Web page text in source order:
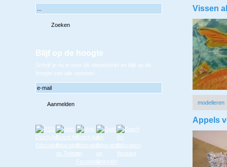
Blijf op de hoogte
Schrijf je nu in voor de nieuwsbrief en blijf op de
hoogte van alle updates!
Vissen
modelleren
Appels